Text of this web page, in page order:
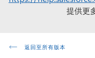
提供更
返回至所有版本